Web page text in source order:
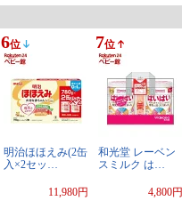
6位
明治ほほえみ(2缶
入×2セッ…
11,980円
7位
和光堂 レーベン
スミルク は…
4,800円